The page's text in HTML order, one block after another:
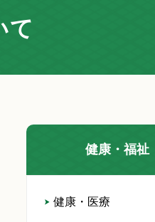
て
健康・福祉
健康・医療